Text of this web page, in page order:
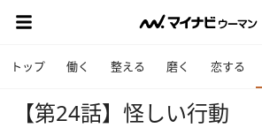
トップ 働く 整える 磨く 恋する
【第24話】怪しい行動